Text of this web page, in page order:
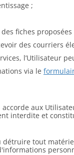
;
fiches
des
l’Utilisateur
via le
aux
interdite et
tout